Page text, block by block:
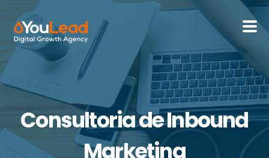
Sobre Nós
Serviços
HubSpot
Consultoria de Inbound
Marketing